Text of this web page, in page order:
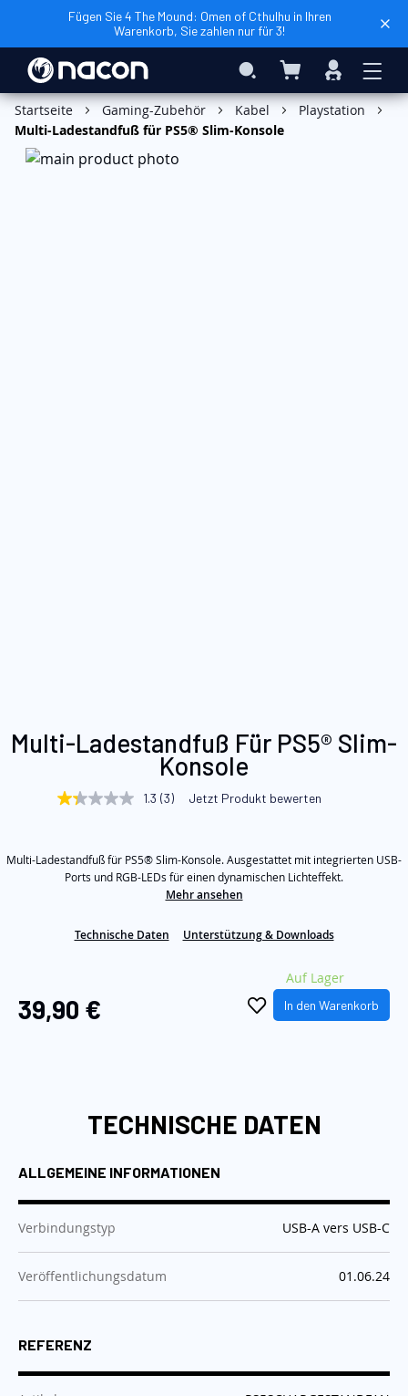
Fügen Sie 4 The Mound: Omen of Cthulhu in Ihren
Warenkorb, Sie zahlen nur für 3!
Search Mein Warenkorb
Anmelden
In den Warenkorb
Startseite Gaming-Zubehör Kabel
Playstation
Multi-Ladestandfuß für PS5® Slim-Konsole
Zum
Anfang
Bildgalerie
Multi-Ladestandfuß Für PS5® Slim-
Konsole
1.3
Durchschnittswert
der
Reviews.
1.3 (3) Jetzt Produkt bewerten
Multi-Ladestandfuß für PS5® Slim-Konsole. Ausgestattet mit integrierten USB-
Ports und RGB-LEDs für einen dynamischen Lichteffekt.
Mehr ansehen
Technische Daten Unterstützung & Downloads
39,90 €
Auf Lager
In den Warenkorb
TECHNISCHE DATEN
ALLGEMEINE INFORMATIONEN
Verbindungstyp :USB-A vers USB-C
Veröffentlichungsdatum :01.06.24
REFERENZ